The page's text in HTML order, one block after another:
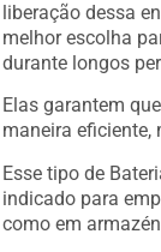
liberação dessa
melhor escolha
durante longos
Elas garantem
maneira eficiente,
Esse tipo de
indicado para
como em